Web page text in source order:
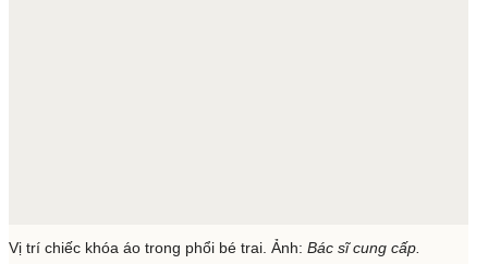
Vị trí chiếc khóa áo trong phổi bé trai. Ảnh: Bác sĩ cung cấp.